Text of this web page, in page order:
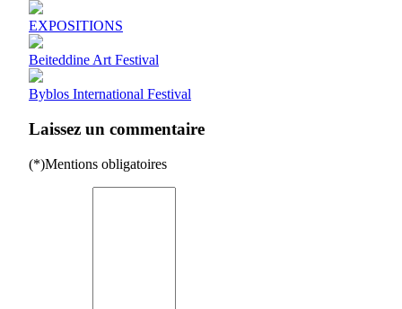
EXPOSITIONS
Beiteddine Art Festival
Byblos International Festival
Laissez un commentaire
(*)Mentions obligatoires